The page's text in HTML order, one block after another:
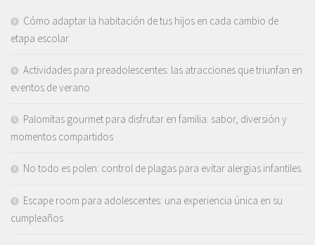
Cómo adaptar la habitación de tus hijos en cada cambio de
etapa escolar
Actividades para preadolescentes: las atracciones que triunfan en
eventos de verano
Palomitas gourmet para disfrutar en familia: sabor, diversión y
momentos compartidos
No todo es polen: control de plagas para evitar alergias infantiles.
Escape room para adolescentes: una experiencia única en su
cumpleaños